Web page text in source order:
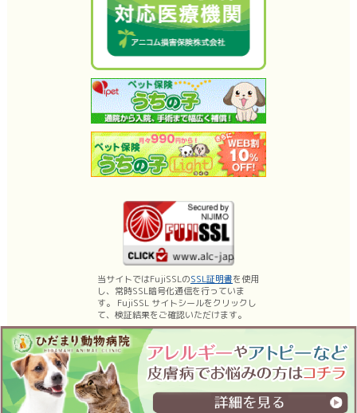
当サイトではFujiSSLのSSL証明書を使用
し、常時SSL暗号化通信を行っていま
す。 FujiSSL サイトシールをクリックし
て、検証結果をご確認いただけます。
名古屋市昭和区の動物病院、ひだまり動物病院は、薬浴などの皮膚科診療、乳
腺腫瘍手術・体表腫瘤切除などの日帰り手術に力を入れております。